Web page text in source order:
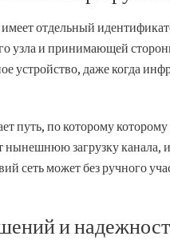
отдельный
узла и принимающей
устройство, даже когда
путь, по которому
нынешнюю загрузку
сеть может без ручного
и